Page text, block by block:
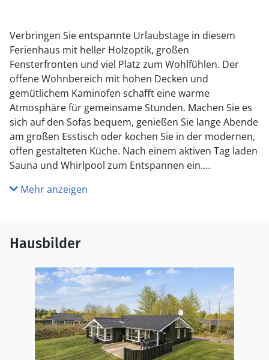
Verbringen Sie entspannte Urlaubstage in diesem
Ferienhaus mit heller Holzoptik, großen
Fensterfronten und viel Platz zum Wohlfühlen. Der
offene Wohnbereich mit hohen Decken und
gemütlichem Kaminofen schafft eine warme
Atmosphäre für gemeinsame Stunden. Machen Sie es
sich auf den Sofas bequem, genießen Sie lange Abende
am großen Esstisch oder kochen Sie in der modernen,
offen gestalteten Küche. Nach einem aktiven Tag laden
Sauna und Whirlpool zum Entspannen ein.
Auf der geschützten Terrasse lässt sich der Tag
auf dem großen Grundstück mit viel Platz für Ruhe und
Bewegung.
Bisnap Strand begeistert mit kinderfreundlichem
Sandstrand und schöner Küstenlandschaft.
Unternehmen Sie Ausflüge nach Hals mit kleinem
Hafen, Cafés und Geschäften oder erkunden Sie die
Natur rund um den Limfjord. Auch Aalborg mit
Altstadt, Museen und Restaurants ist gut erreichbar.
Mehr anzeigen
Hausbilder